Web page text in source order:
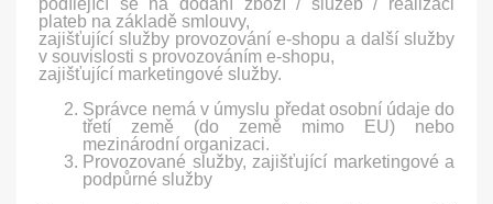
podílející se na dodání zboží / služeb / realizaci
plateb na základě smlouvy,
zajišťující služby provozování e-shopu a další služby
v souvislosti s provozováním e-shopu,
zajišťující marketingové služby.
Správce nemá v úmyslu předat osobní údaje do
třetí země (do země mimo EU) nebo
mezinárodní organizaci.
Provozované služby, zajišťující marketingové a
podpůrné služby